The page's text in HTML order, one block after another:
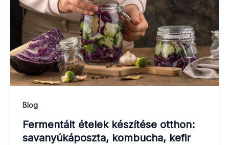
Blog
Fermentált ételek készítése otthon:
savanyúkáposzta, kombucha, kefir